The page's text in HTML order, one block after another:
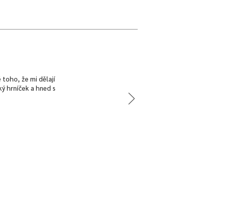
toho, že mi dělají
hrníček a hned s